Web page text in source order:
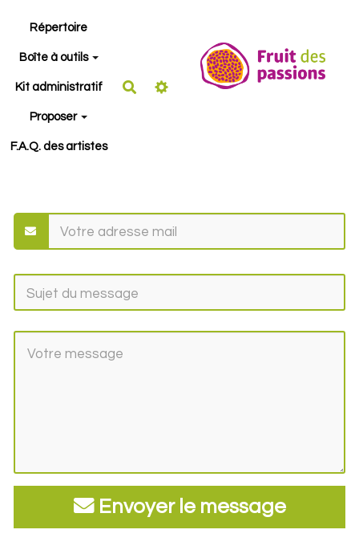
Aller au contenu principal
Répertoire
Boîte à outils
Kit administratif
Proposer
F.A.Q. des artistes
Rechercher
Envoyer le message